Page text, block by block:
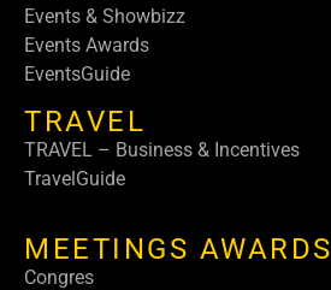
Events & Showbizz
Events Awards
EventsGuide
TRAVEL
TRAVEL – Business & Incentives
TravelGuide
MEETINGS AWARDS
Congres